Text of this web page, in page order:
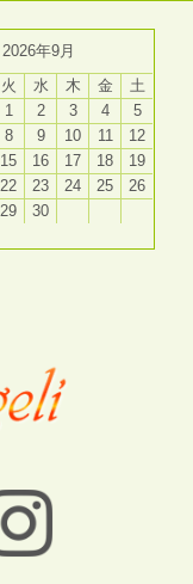
2026年9月
火 水 木 金
土
1
2 3 4
5
8 9 10 11
12
15 16 17 18
19
22 23 24 25
26
29 30